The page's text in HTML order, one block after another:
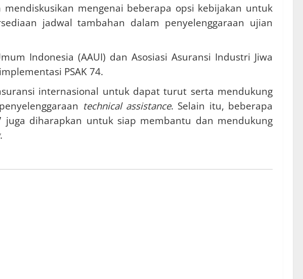
mengenai beberapa opsi kebijakan untuk
jadwal tambahan dalam penyelenggaraan ujian
Indonesia (AAUI) dan Asosiasi Asuransi Industri Jiwa
PSAK 74.
internasional untuk dapat turut serta mendukung
technical assistance. Selain itu, beberapa
juga diharapkan untuk siap membantu dan mendukung
.